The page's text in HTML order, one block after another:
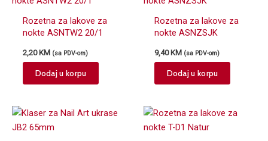
Rozetna za lakove za
nokte ASNTW2 20/1
2,20 KM (sa PDV-om)
Dodaj u korpu
Rozetna za lakove za
nokte ASNZSJK
9,40 KM (sa PDV-om)
Dodaj u korpu